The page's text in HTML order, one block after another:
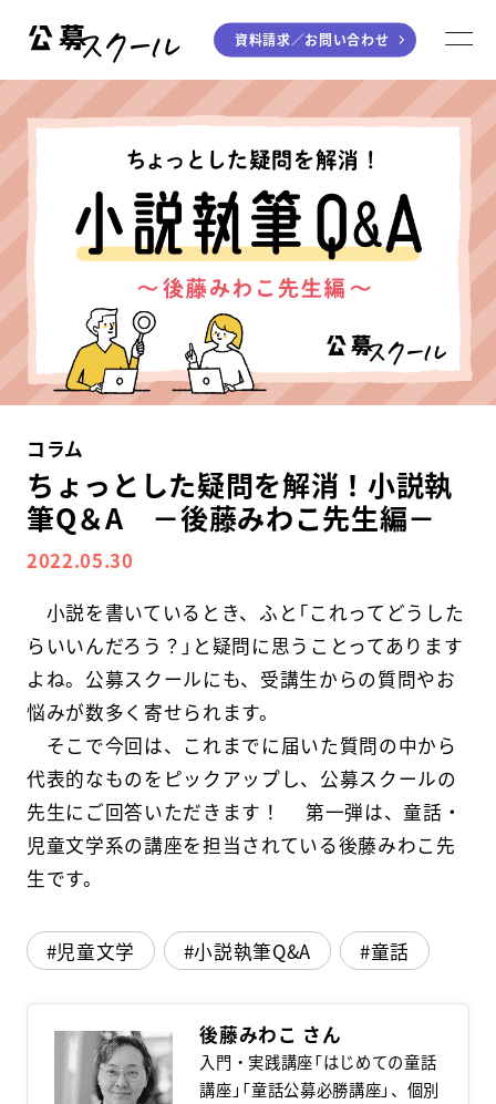
ジャンルから探す
小説
エッセイ
童話
ライティング
川柳・短歌・俳句
音楽（作詞・作曲）
アート・絵本
学び方から探す
デジタル講座
入門・実践講座
個別指南講座
スクールマガジン
コンセプト
受講の流れ
ニュース
資料請求／お問い合わせ
資料請求／お問い合わせ
コラム
ちょっとした疑問を解消！小説執
筆Q＆A －後藤みわこ先生編－
2022.05.30
小説を書いているとき、ふと「これってどうした
らいいんだろう？」と疑問に思うことってあります
よね。公募スクールにも、受講生からの質問やお
悩みが数多く寄せられます。
そこで今回は、これまでに届いた質問の中から
代表的なものをピックアップし、公募スクールの
先生にご回答いただきます！ 第一弾は、童話・
児童文学系の講座を担当されている後藤みわこ先
生です。
児童文学 小説執筆Q&A 童話
後藤みわこ
入門・実践講座「はじめての童話
講座」「童話公募必勝講座」、個別